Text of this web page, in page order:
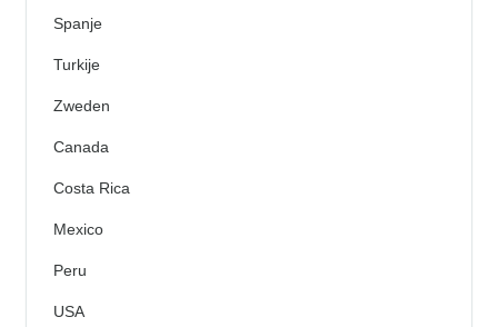
Spanje
Turkije
Zweden
Canada
Costa Rica
Mexico
Peru
USA